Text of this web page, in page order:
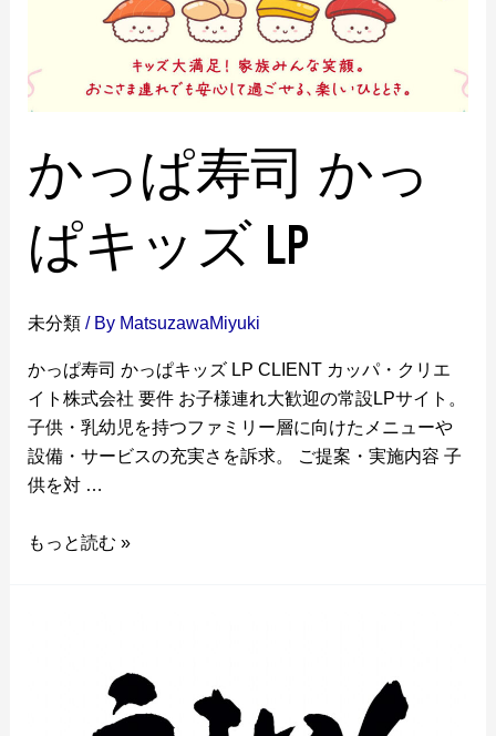
かっぱ寿司 かっ
ぱキッズ LP
未分類 / By MatsuzawaMiyuki
かっぱ寿司 かっぱキッズ LP CLIENT カッパ・クリエ
イト株式会社 要件 お子様連れ大歓迎の常設LPサイト。
子供・乳幼児を持つファミリー層に向けたメニューや
設備・サービスの充実さを訴求。 ご提案・実施内容 子
供を対 …
もっと読む »